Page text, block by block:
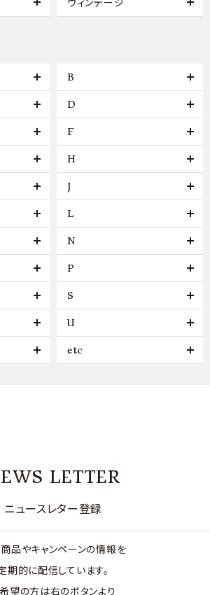
B
D
F
H
J
L
N
P
S
U
etc
LETTER
ニュースレター登録
品やキャンペーンの情報を
期的に配信しています。
望の方は右のボタンより